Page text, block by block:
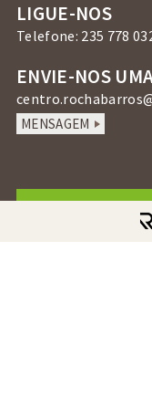
LIGUE-NOS
Telefone: 235 778
ENVIE-NOS
MENSAGEM